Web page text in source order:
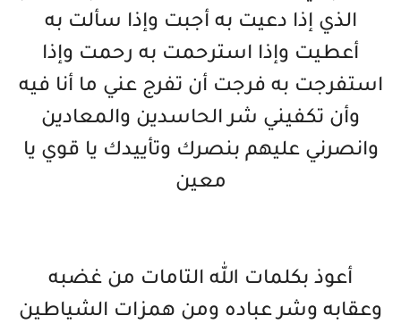
الذي إذا دعيت به أجبت وإذا سألت به
أعطيت وإذا استرحمت به رحمت وإذا
استفرجت به فرجت أن تفرج عني ما أنا فيه
وأن تكفيني شر الحاسدين والمعادين
وانصرني عليهم بنصرك وتأييدك يا قوي يا
معين
أعوذ بكلمات الله التامات من غضبه
وعقابه وشر عباده ومن همزات الشياطين